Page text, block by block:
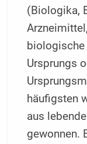
(Biologika,
Ursprungs
häufigsten
aus
gewonnen.